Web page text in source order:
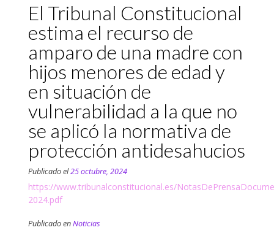
El Tribunal Constitucional
estima el recurso de
amparo de una madre con
hijos menores de edad y
en situación de
vulnerabilidad a la que no
se aplicó la normativa de
protección antidesahucios
Publicado el25 octubre, 2024
https://www.tribunalconstitucional.es/
2024.pdf
Publicado enNoticias